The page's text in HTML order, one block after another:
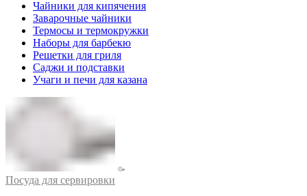
Чайники для кипячения
Заварочные чайники
Термосы и термокружки
Наборы для барбекю
Решетки для гриля
Саджи и подставки
Учаги и печи для казана
Посуда для сервировки